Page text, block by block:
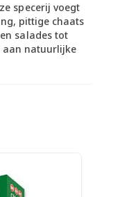
specerij voegt
pittige chaats
salades tot
aan natuurlijke